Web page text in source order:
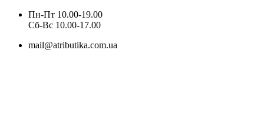
Пн-Пт 10.00-19.00
Cб-Вс 10.00-17.00
mail@atributika.com.ua